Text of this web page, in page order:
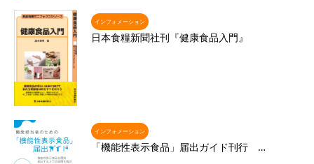
インフォメーション
日本食糧新聞社刊『健康食品入門』
インフォメーション
「機能性表示食品」届出ガイド刊行 …